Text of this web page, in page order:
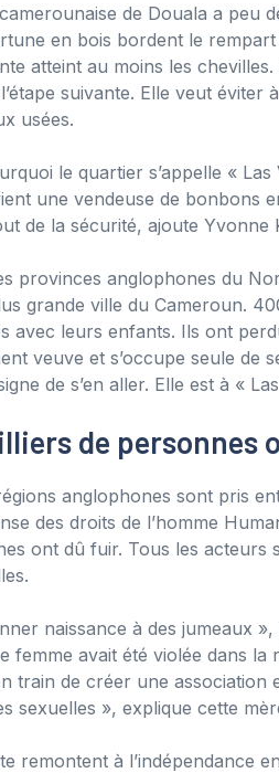
de Douala a peu
en bois bordent le
atteint au moins les
suivante. Elle veut
usées.
le quartier s’appelle «
une vendeuse de bonbons
de la sécurité, ajoute Yvonne
provinces anglophones du
grande ville du Cameroun.
avec leurs enfants. Ils ont
veuve et s’occupe seule de
de s’en aller. Elle est à «
de personnes
anglophones sont pris
des droits de l’homme
ont dû fuir. Tous les acteurs
naissance à des jumeaux
femme avait été violée dans
train de créer une association
sexuelles », explique cette
remontent à l’indépendance